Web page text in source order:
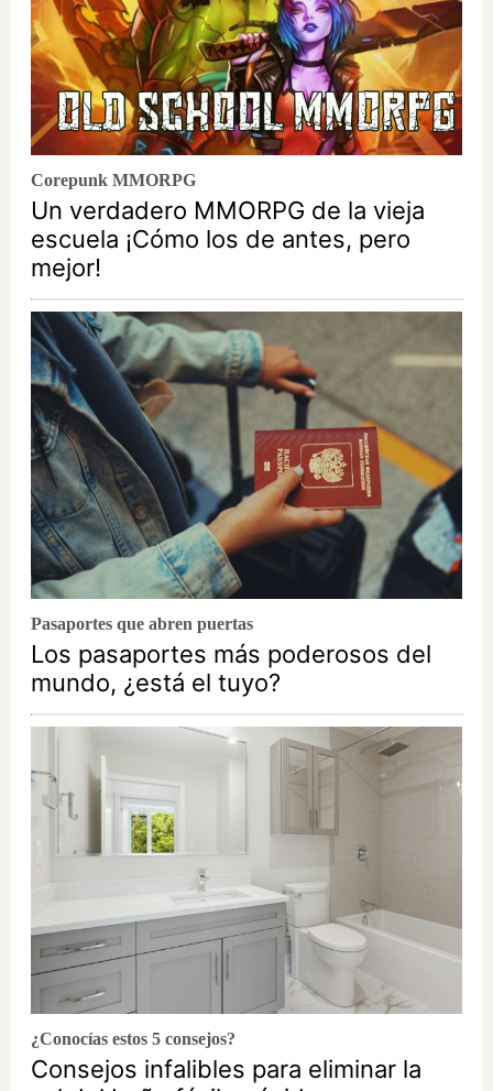
Corepunk MMORPG
Un verdadero MMORPG de la vieja
escuela ¡Cómo los de antes, pero
mejor!
Pasaportes que abren puertas
Los pasaportes más poderosos del
mundo, ¿está el tuyo?
¿Conocías estos 5 consejos?
Consejos infalibles para eliminar la